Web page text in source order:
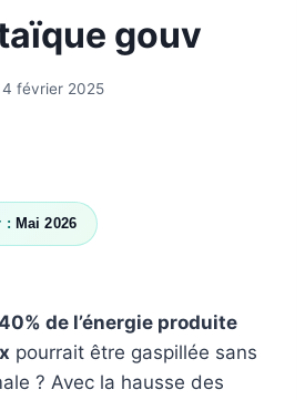
gouv
4 février 2025
: Mai 2026
de l’énergie produite
pourrait être gaspillée sans
? Avec la hausse des